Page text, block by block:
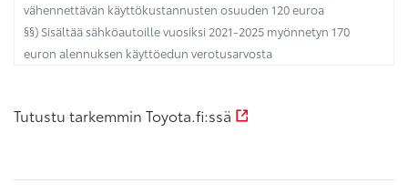
vähennettävän käyttökustannusten osuuden 120 euroa
§§) Sisältää sähköautoille vuosiksi 2021-2025 myönnetyn 170
euron alennuksen käyttöedun verotusarvosta
Tutustu tarkemmin Toyota.fi:ssä